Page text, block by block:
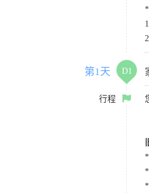
第1天 D1
行程